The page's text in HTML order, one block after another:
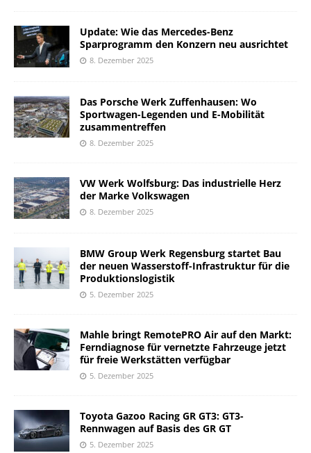
Update: Wie das Mercedes-Benz
Sparprogramm den Konzern neu ausrichtet
8. Dezember 2025
Das Porsche Werk Zuffenhausen: Wo
Sportwagen-Legenden und E-Mobilität
zusammentreffen
8. Dezember 2025
VW Werk Wolfsburg: Das industrielle Herz
der Marke Volkswagen
8. Dezember 2025
BMW Group Werk Regensburg startet Bau
der neuen Wasserstoff-Infrastruktur für die
Produktionslogistik
5. Dezember 2025
Mahle bringt RemotePRO Air auf den Markt:
Ferndiagnose für vernetzte Fahrzeuge jetzt
für freie Werkstätten verfügbar
5. Dezember 2025
Toyota Gazoo Racing GR GT3: GT3-
Rennwagen auf Basis des GR GT
5. Dezember 2025